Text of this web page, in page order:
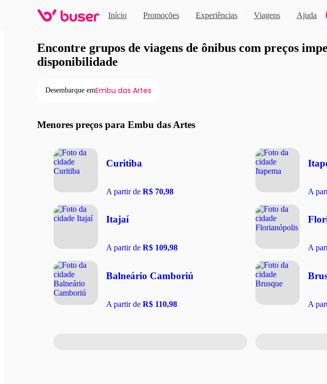
Início Promoções Experiências Viagens Ajuda
Viagens de ônibus em promoção
Encontre grupos de viagens de ônibus com preços
disponibilidade
Desembarque emEmbu das Artes
Menores preços para Embu das Artes
Curitiba
A partir de R$ 70,98
Itajaí
A partir de R$ 109,98
Balneário Camboriú
A partir de R$ 110,98
A
A
A